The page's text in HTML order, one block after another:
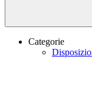
Categorie